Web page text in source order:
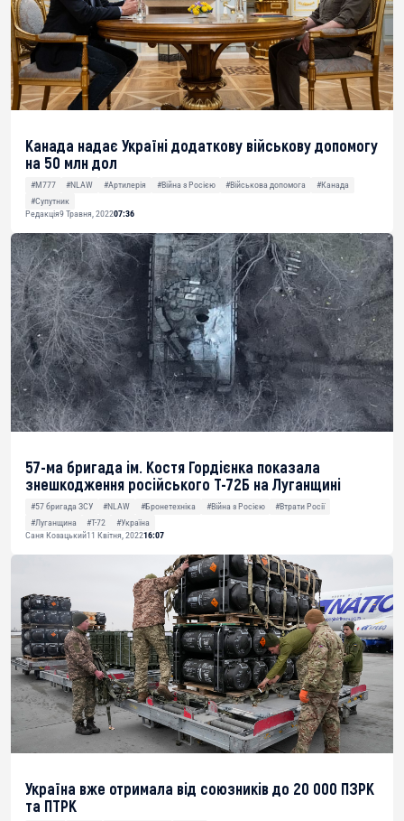
Канада надає Україні додаткову військову допомогу
на 50 млн дол
#M777 #NLAW #Артилерія #Війна з Росією #Військова допомога
#Канада
#Супутник
Редакція9 Травня, 202207:36
57-ма бригада ім. Костя Гордієнка показала
знешкодження російського Т-72Б на Луганщині
#57 бригада ЗСУ #NLAW #Бронетехніка #Війна з Росією
#Втрати Росії
#Луганщина
#Т-72
#Україна
Саня Козацький11 Квітня, 202216:07
Україна вже отримала від союзників до 20 000 ПЗРК
та ПТРК